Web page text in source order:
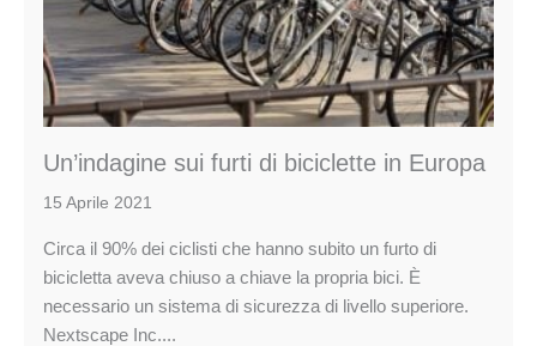
Un’indagine sui furti di biciclette in Europa
15 Aprile 2021
Circa il 90% dei ciclisti che hanno subito un furto di
bicicletta aveva chiuso a chiave la propria bici. È
necessario un sistema di sicurezza di livello superiore.
Nextscape Inc....